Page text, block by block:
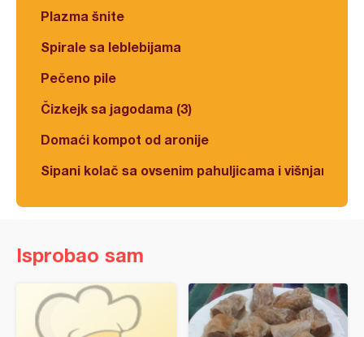
Plazma šnite
Spirale sa leblebijama
Pečeno pile
Čizkejk sa jagodama (3)
Domaći kompot od aronije
Sipani kolač sa ovsenim pahuljicama i višnjama
Isprobao sam